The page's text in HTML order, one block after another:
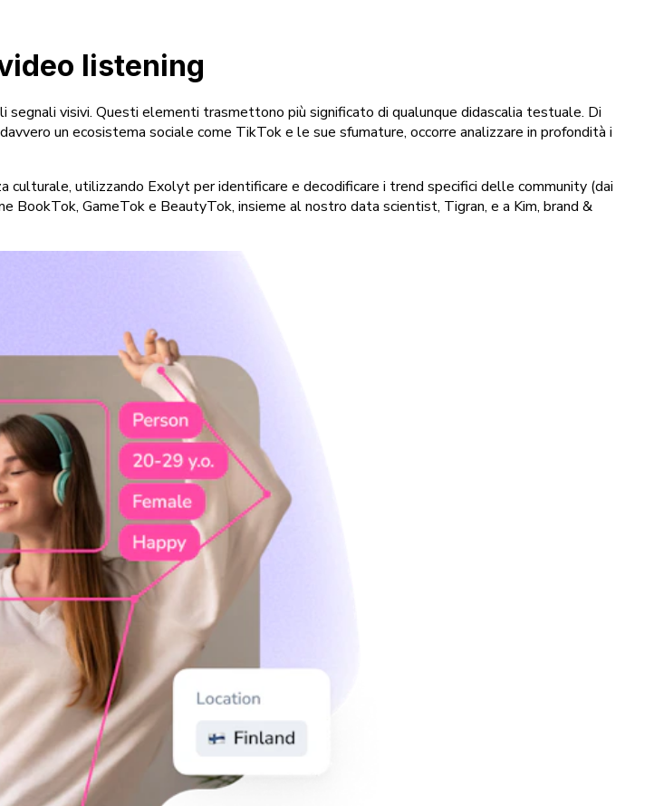
listening
visivi. Questi elementi trasmettono più significato di qualunque didascalia testuale. Di
un ecosistema sociale come TikTok e le sue sfumature, occorre analizzare in profondità i
utilizzando Exolyt per identificare e decodificare i trend specifici delle community (dai
BookTok, GameTok e BeautyTok, insieme al nostro data scientist, Tigran, e a Kim, brand &